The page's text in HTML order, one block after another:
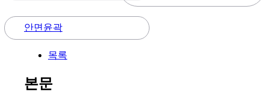
안면윤곽
목록
본문